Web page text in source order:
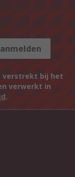
verstrekt bij het
verwerkt in
.